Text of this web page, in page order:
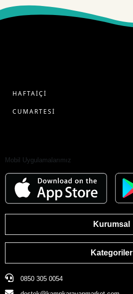
HAFTAİÇİ
CUMARTESİ
Mobil Uygulamalarımız
Kurumsal
Kategoriler
0850 305 0054